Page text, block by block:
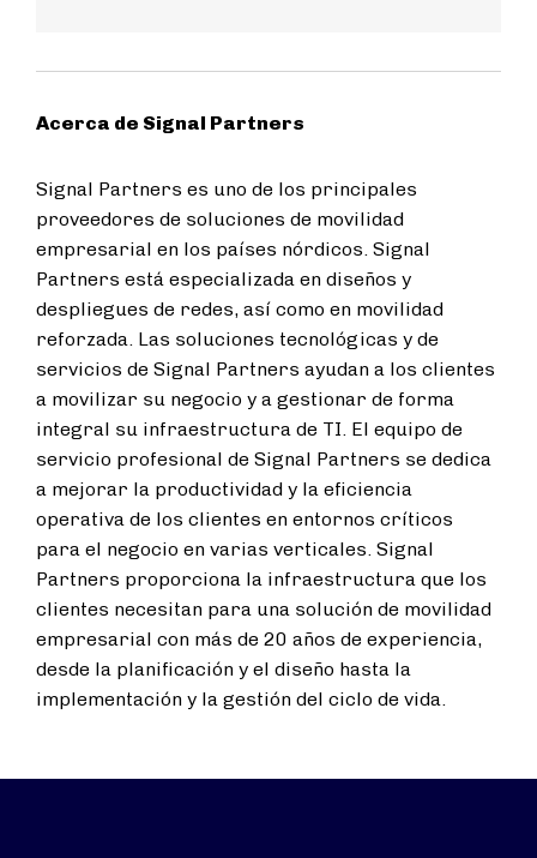
Acerca de Signal Partners
Signal Partners es uno de los principales
proveedores de soluciones de movilidad
empresarial en los países nórdicos. Signal
Partners está especializada en diseños y
despliegues de redes, así como en movilidad
reforzada. Las soluciones tecnológicas y de
servicios de Signal Partners ayudan a los clientes
a movilizar su negocio y a gestionar de forma
integral su infraestructura de TI. El equipo de
servicio profesional de Signal Partners se dedica
a mejorar la productividad y la eficiencia
operativa de los clientes en entornos críticos
para el negocio en varias verticales. Signal
Partners proporciona la infraestructura que los
clientes necesitan para una solución de movilidad
empresarial con más de 20 años de experiencia,
desde la planificación y el diseño hasta la
implementación y la gestión del ciclo de vida.